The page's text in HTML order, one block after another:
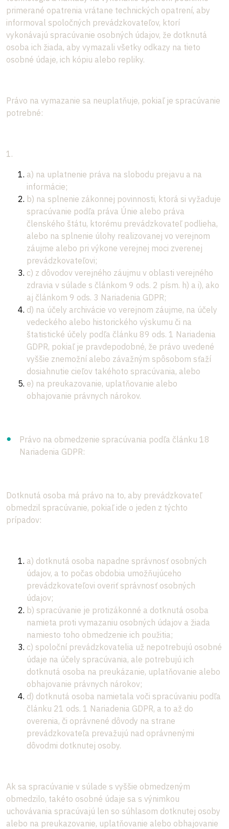
primerané opatrenia vrátane technických opatrení, aby
informoval spoločných prevádzkovateľov, ktorí
vykonávajú spracúvanie osobných údajov, že dotknutá
osoba ich žiada, aby vymazali všetky odkazy na tieto
osobné údaje, ich kópiu alebo repliky.
Právo na vymazanie sa neuplatňuje, pokiaľ je spracúvanie
potrebné:
1.
a) na uplatnenie práva na slobodu prejavu a na
informácie;
b) na splnenie zákonnej povinnosti, ktorá si vyžaduje
spracúvanie podľa práva Únie alebo práva
členského štátu, ktorému prevádzkovateľ podlieha,
alebo na splnenie úlohy realizovanej vo verejnom
záujme alebo pri výkone verejnej moci zverenej
prevádzkovateľovi;
c) z dôvodov verejného záujmu v oblasti verejného
zdravia v súlade s článkom 9 ods. 2 písm. h) a i), ako
aj článkom 9 ods. 3 Nariadenia GDPR;
d) na účely archivácie vo verejnom záujme, na účely
vedeckého alebo historického výskumu či na
štatistické účely podľa článku 89 ods. 1 Nariadenia
GDPR, pokiaľ je pravdepodobné, že právo uvedené
vyššie znemožní alebo závažným spôsobom sťaží
dosiahnutie cieľov takéhoto spracúvania, alebo
e) na preukazovanie, uplatňovanie alebo
obhajovanie právnych nárokov.
Právo na obmedzenie spracúvania podľa článku 18
Nariadenia GDPR:
Dotknutá osoba má právo na to, aby prevádzkovateľ
obmedzil spracúvanie, pokiaľ ide o jeden z týchto
prípadov:
a) dotknutá osoba napadne správnosť osobných
údajov, a to počas obdobia umožňujúceho
prevádzkovateľovi overiť správnosť osobných
údajov;
b) spracúvanie je protizákonné a dotknutá osoba
namieta proti vymazaniu osobných údajov a žiada
namiesto toho obmedzenie ich použitia;
c) spoloční prevádzkovatelia už nepotrebujú osobné
údaje na účely spracúvania, ale potrebujú ich
dotknutá osoba na preukázanie, uplatňovanie alebo
obhajovanie právnych nárokov;
d) dotknutá osoba namietala voči spracúvaniu podľa
článku 21 ods. 1 Nariadenia GDPR, a to až do
overenia, či oprávnené dôvody na strane
prevádzkovateľa prevažujú nad oprávnenými
dôvodmi dotknutej osoby.
Ak sa spracúvanie v súlade s vyššie obmedzeným
obmedzilo, takéto osobné údaje sa s výnimkou
uchovávania spracúvajú len so súhlasom dotknutej osoby
alebo na preukazovanie, uplatňovanie alebo obhajovanie